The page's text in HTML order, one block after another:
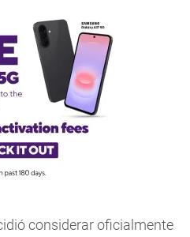
considerar oficialmente